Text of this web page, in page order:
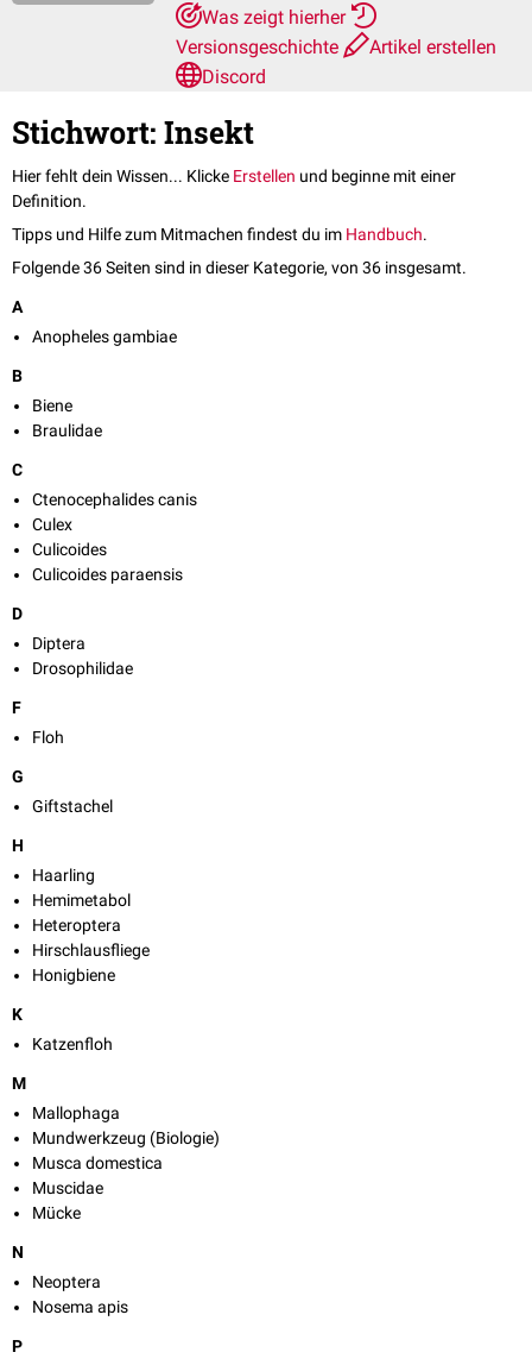
Was zeigt hierher
Versionsgeschichte
Artikel erstellen
Discord
Stichwort: Insekt
Hier fehlt dein Wissen... Klicke Erstellen und beginne mit einer
Definition.
Tipps und Hilfe zum Mitmachen findest du im Handbuch.
Folgende 36 Seiten sind in dieser Kategorie, von 36 insgesamt.
A
Anopheles gambiae
B
Biene
Braulidae
C
Ctenocephalides canis
Culex
Culicoides
Culicoides paraensis
D
Diptera
Drosophilidae
F
Floh
G
Giftstachel
H
Haarling
Hemimetabol
Heteroptera
Hirschlausfliege
Honigbiene
K
Katzenfloh
M
Mallophaga
Mundwerkzeug (Biologie)
Musca domestica
Muscidae
Mücke
N
Neoptera
Nosema apis
P